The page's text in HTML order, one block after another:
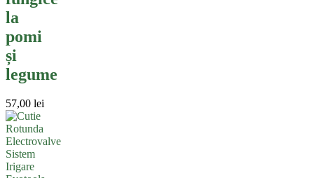
la
pomi
și
legume
57,00 lei